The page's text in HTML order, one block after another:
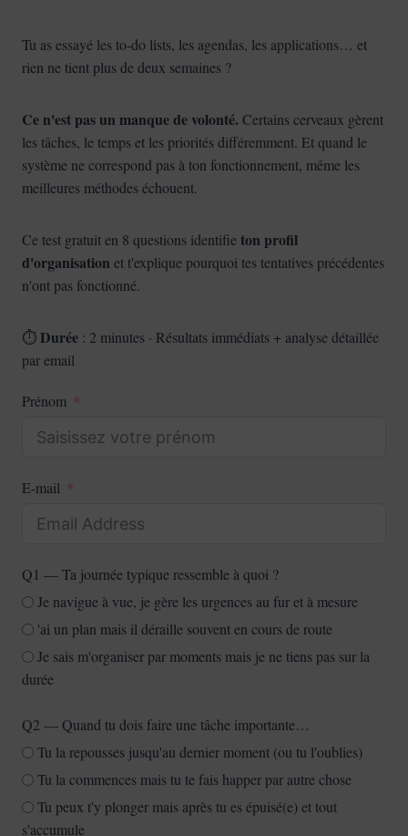
Tu as essayé les to-do lists, les agendas, les applications… et
rien ne tient plus de deux semaines ?
Ce n'est pas un manque de volonté. Certains cerveaux gèrent
les tâches, le temps et les priorités différemment. Et quand le
système ne correspond pas à ton fonctionnement, même les
meilleures méthodes échouent.
Ce test gratuit en 8 questions identifie ton profil
d'organisation et t'explique pourquoi tes tentatives précédentes
n'ont pas fonctionné.
⏱️Durée : 2 minutes · Résultats immédiats + analyse détaillée
par email
Prénom
E-mail
Q1 — Ta journée typique ressemble à quoi ?
Je navigue à vue, je gère les urgences au fur et à mesure
'ai un plan mais il déraille souvent en cours de route
Je sais m'organiser par moments mais je ne tiens pas sur la
durée
Q2 — Quand tu dois faire une tâche importante…
Tu la repousses jusqu'au dernier moment (ou tu l'oublies)
Tu la commences mais tu te fais happer par autre chose
Tu peux t'y plonger mais après tu es épuisé(e) et tout
s'accumule